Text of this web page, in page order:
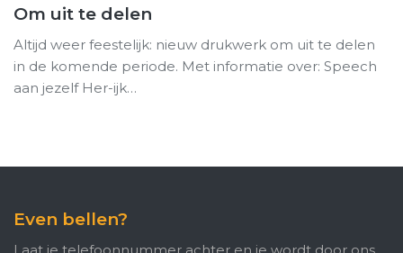
Om uit te delen
Altijd weer feestelijk: nieuw drukwerk om uit te delen
in de komende periode. Met informatie over: Speech
aan jezelf Her-ijk…
Even bellen?